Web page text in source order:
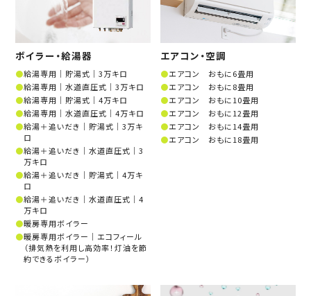
ボイラー・給湯器
給湯専用│貯湯式│3万キロ
給湯専用│水道直圧式│3万キロ
給湯専用│貯湯式│4万キロ
給湯専用│水道直圧式│4万キロ
給湯＋追いだき│貯湯式│3万キ
ロ
給湯＋追いだき│水道直圧式│3
万キロ
給湯＋追いだき│貯湯式│4万キ
ロ
給湯＋追いだき│水道直圧式│4
万キロ
暖房専用ボイラー
暖房専用ボイラー│エコフィール
（排気熱を利用し高効率！灯油を節
約できるボイラー）
エアコン・空調
エアコン おもに6畳用
エアコン おもに8畳用
エアコン おもに10畳用
エアコン おもに12畳用
エアコン おもに14畳用
エアコン おもに18畳用